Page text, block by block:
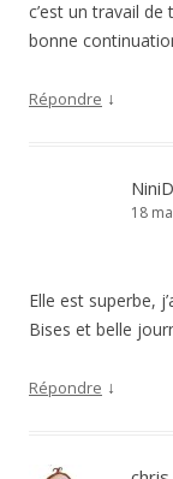
c’est un travail
bonne
Répondre ↓
18
Elle est superbe,
Bises et belle
Répondre ↓